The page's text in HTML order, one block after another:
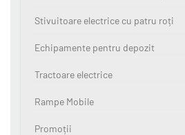
Stivuitoare electrice cu patru roți
Echipamente pentru depozit
Tractoare electrice
Rampe Mobile
Promoții